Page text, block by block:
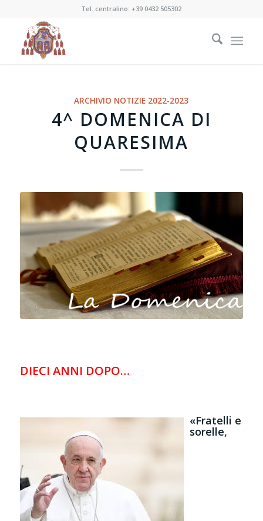
Tel. centralino:+39 0432 505302
ARCHIVIO NOTIZIE 2022-2023
4^ DOMENICA DI
QUARESIMA
DIECI ANNI DOPO…
«Fratelli e
sorelle,